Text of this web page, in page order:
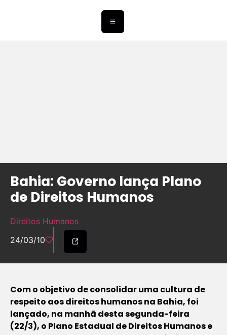
Bahia: Governo lança Plano
de Direitos Humanos
Direitos Humanos
24/03/10
Com o objetivo de consolidar uma cultura de
respeito aos direitos humanos na Bahia, foi
lançado, na manhã desta segunda-feira
(22/3), o Plano Estadual de Direitos Humanos e